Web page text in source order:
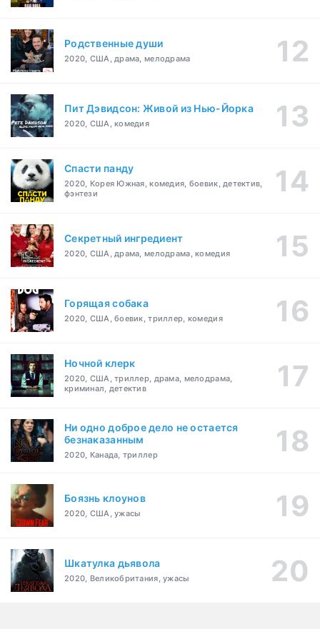
Родственные души
2020, США, драма, мелодрама
Пит Дэвидсон: Живой из Нью-Йорка
2020, США, комедия
Спасти панду
2020, Корея Южная, комедия, боевик, детектив,
фэнтези
Секретный ингредиент
2020, США, драма, мелодрама, комедия
Горящая собака
2020, США, боевик, триллер, комедия
Ночной клерк
2020, США, триллер, драма, мелодрама,
криминал, детектив
Ни одно доброе дело не остается
безнаказанным
2020, Канада, триллер
Боязнь клоунов
2020, США, ужасы
Шкатулка дьявола
2020, Великобритания, ужасы